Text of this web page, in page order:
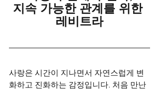
지속 가능한 관계를 위한
레비트라
사랑은 시간이 지나면서 자연스럽게 변
화하고 진화하는 감정입니다. 처음 만난